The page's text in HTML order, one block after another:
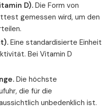
D).Die Form von
gemessen wird, um den
Eine standardisierte Einheit
Bei Vitamin D
Die höchste
die für die
unbedenklich ist.